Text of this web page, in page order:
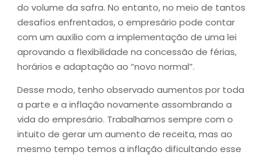
do volume da safra. No entanto, no meio de tantos
desafios enfrentados, o empresário pode contar
com um auxílio com a implementação de uma lei
aprovando a flexibilidade na concessão de férias,
horários e adaptação ao “novo normal”.
Desse modo, tenho observado aumentos por toda
a parte e a inflação novamente assombrando a
vida do empresário. Trabalhamos sempre com o
intuito de gerar um aumento de receita, mas ao
mesmo tempo temos a inflação dificultando esse